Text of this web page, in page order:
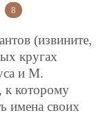
8
(извините,
кругах
и М.
к которому
имена своих